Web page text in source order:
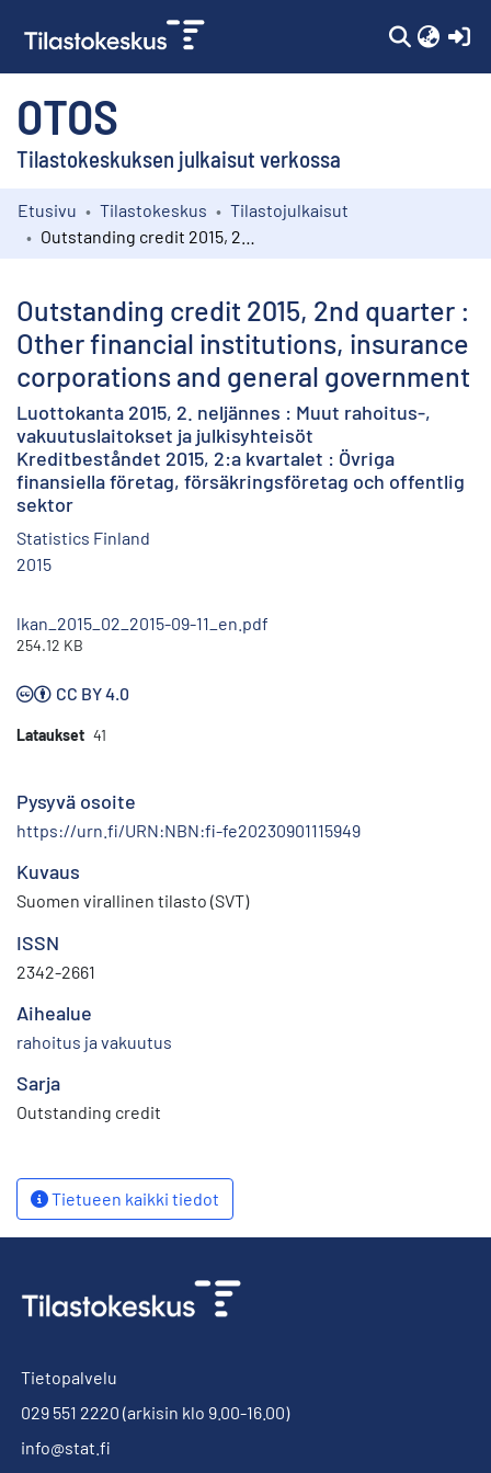
OTOS
Tilastokeskuksen julkaisut verkossa
Kokoelmat
Etusivu Tilastokeskus
Tilastojulkaisut
Outstanding credit 2015, 2nd quarter :
Other financial institutions, insurance
corporations and general government
Luottokanta 2015, 2. neljännes : Muut rahoitus-,
vakuutuslaitokset ja julkisyhteisöt
Kreditbeståndet 2015, 2:a kvartalet : Övriga
finansiella företag, försäkringsföretag och offentlig
sektor
Statistics Finland
2015
lkan_2015_02_2015-09-11_en.pdf
254.12 KB
CC BY 4.0
Lataukset 41
Pysyvä osoite
https://urn.fi/URN:NBN:fi-fe20230901115949
Kuvaus
Suomen virallinen tilasto (SVT)
ISSN
2342-2661
Aihealue
rahoitus ja vakuutus
Sarja
Outstanding credit
Tietueen kaikki tiedot
Tietopalvelu
029 551 2220 (arkisin klo 9.00-16.00)
info@stat.fi